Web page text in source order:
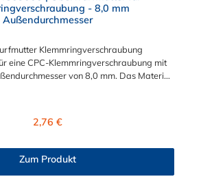
- 8,0 mm
Außendurchmesser
Klemmringverschraubung
eine CPC-Klemmringverschraubung mit
von 8,0 mm. Das Material
Regulärer Preis:
2,76 €
Zum Produkt